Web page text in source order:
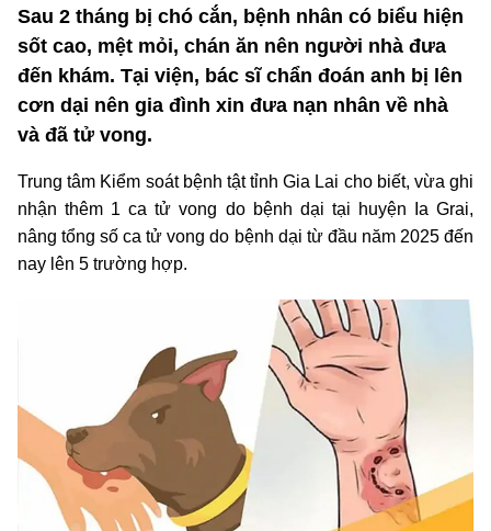
Sau 2 tháng bị chó cắn, bệnh nhân có biểu hiện
sốt cao, mệt mỏi, chán ăn nên người nhà đưa
đến khám. Tại viện, bác sĩ chẩn đoán anh bị lên
cơn dại nên gia đình xin đưa nạn nhân về nhà
và đã tử vong.
Trung tâm Kiểm soát bệnh tật tỉnh Gia Lai cho biết, vừa ghi
nhận thêm 1 ca tử vong do bệnh dại tại huyện Ia Grai,
nâng tổng số ca tử vong do bệnh dại từ đầu năm 2025 đến
nay lên 5 trường hợp.